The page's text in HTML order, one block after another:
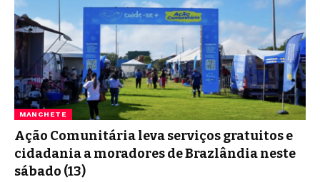
MANCHETE
Ação Comunitária leva serviços gratuitos e
cidadania a moradores de Brazlândia neste
sábado (13)